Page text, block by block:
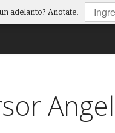
adelanto? Anotate.
Angel